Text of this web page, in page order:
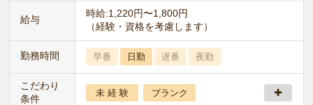
給与
時給:1,220円〜1,800円
（経験・資格を考慮します）
勤務時間 早番 日勤 遅番 夜勤
こだわり
条件
未 経 験 ブランク